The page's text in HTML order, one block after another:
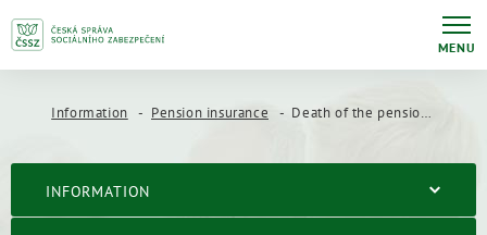
MENU
Information Pension insurance Death of the pension beneficiary
INFORMATION